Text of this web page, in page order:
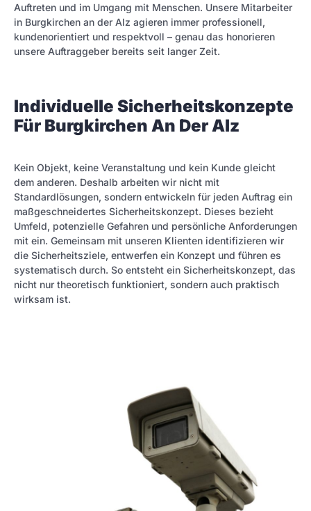
Auftreten und im Umgang mit Menschen. Unsere Mitarbeiter
in Burgkirchen an der Alz agieren immer professionell,
kundenorientiert und respektvoll – genau das honorieren
unsere Auftraggeber bereits seit langer Zeit.
Individuelle Sicherheitskonzepte
Für Burgkirchen An Der Alz
Kein Objekt, keine Veranstaltung und kein Kunde gleicht
dem anderen. Deshalb arbeiten wir nicht mit
Standardlösungen, sondern entwickeln für jeden Auftrag ein
maßgeschneidertes Sicherheitskonzept. Dieses bezieht
Umfeld, potenzielle Gefahren und persönliche Anforderungen
mit ein. Gemeinsam mit unseren Klienten identifizieren wir
die Sicherheitsziele, entwerfen ein Konzept und führen es
systematisch durch. So entsteht ein Sicherheitskonzept, das
nicht nur theoretisch funktioniert, sondern auch praktisch
wirksam ist.